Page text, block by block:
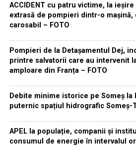
ACCIDENT cu patru victime, la
extrasă de pompieri dintr-o mașină,
carosabil – FOTO
Pompieri de la Detașamentul Dej,
printre salvatorii care au intervenit
amploare din Franța – FOTO
Debite minime istorice pe Someș la
puternic spațiul hidrografic Someș-
APEL la populație, companii și
consumul de energie în intervalul